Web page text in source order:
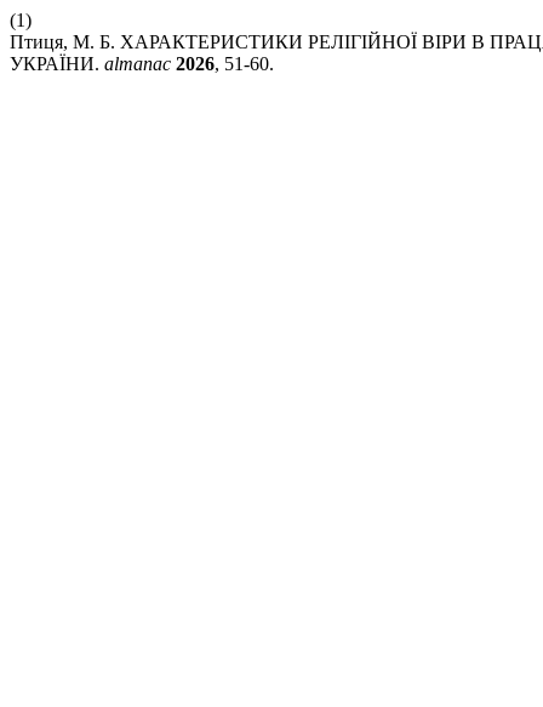
(1)
Птиця, М. Б. ХАРАКТЕРИСТИКИ РЕЛІГІЙНОЇ ВІРИ В
УКРАЇНИ. almanac 2026, 51-60.